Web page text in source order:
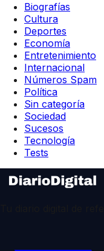
Biografías
Cultura
Deportes
Economía
Entretenimiento
Internacional
Números Spam
Política
Sin categoría
Sociedad
Sucesos
Tecnología
Tests